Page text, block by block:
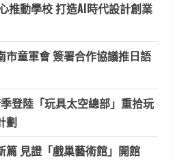
推動學校 打造AI時代設計創業
市童軍會 簽署合作協議推日語
登陸「玩具太空總部」重拾玩
劃
篇 見證「戲巢藝術館」開館